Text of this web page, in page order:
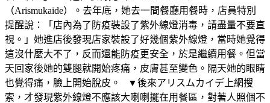
（Arismukaide）。去年底，她去一間餐廳用餐時，店員特別
提醒說：「店內為了防疫裝設了紫外線燈消毒，請盡量不要直
視。」她進店後發現店家裝設了好幾個紫外線燈，當時她覺得
這沒什麼大不了，反而還能防疫更安全，於是繼續用餐。但當
天回家後她的雙腿就開始疼痛，皮膚甚至變色。隔天她的眼睛
也覺得痛，臉上開始脫皮。 ▼後來アリスムカイデ上網搜
索，才發現紫外線燈不應該大喇喇擺在用餐區，對著人照個不